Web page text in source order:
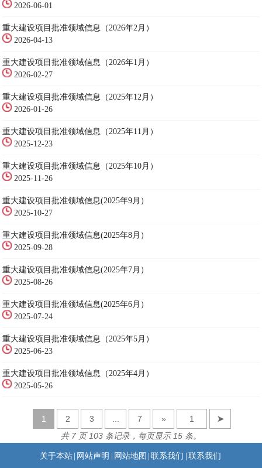
2026-06-01
重大建设项目批准领域信息（2026年2月）
2026-04-13
重大建设项目批准领域信息（2026年1月）
2026-02-27
重大建设项目批准领域信息（2025年12月）
2026-01-26
重大建设项目批准领域信息（2025年11月）
2025-12-23
重大建设项目批准领域信息（2025年10月）
2025-11-26
重大建设项目批准领域信息(2025年9月）
2025-10-27
重大建设项目批准领域信息(2025年8月）
2025-09-28
重大建设项目批准领域信息(2025年7月）
2025-08-26
重大建设项目批准领域信息(2025年6月）
2025-07-24
重大建设项目批准领域信息（2025年5月）
2025-06-23
重大建设项目批准领域信息（2025年4月）
2025-05-26
1 2 3 7 »
➤
共 7 页 103 条记录，每页显示 15 条。
关于本站 网站声明 网站地图 联系我们 联系我们